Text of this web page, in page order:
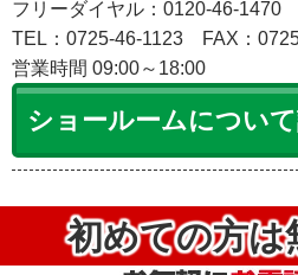
フリーダイヤル：0120-46-1470
TEL：0725-46-1123
FAX：
営業時間 09:00～18:00
ショールームについ
初めての方は